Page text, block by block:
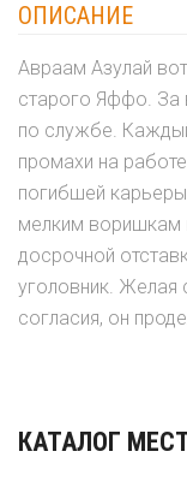
ОПИСАНИЕ
Авраам Азулай
старого Яффо. За
по службе.
промахи на
погибшей
мелким воришкам
досрочной
уголовник. Желая
согласия, он
КАТАЛОГ